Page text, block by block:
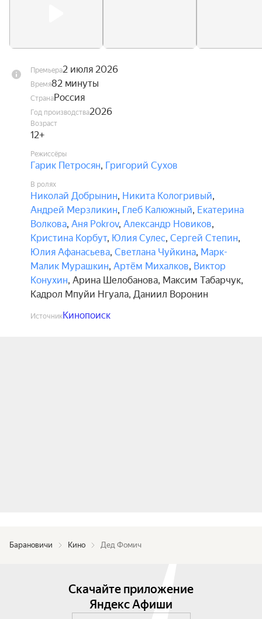
Премьера2 июля 2026
Время82 минуты
СтранаРоссия
Год производства2026
Возраст
12+
Режиссёры
Гарик Петросян, Григорий Сухов
В ролях
Николай Добрынин, Никита Кологривый,
Андрей Мерзликин, Глеб Калюжный, Екатерина
Волкова, Аня Pokrov, Александр Новиков,
Кристина Корбут, Юлия Сулес, Сергей Степин,
Юлия Афанасьева, Светлана Чуйкина, Марк-
Малик Мурашкин, Артём Михалков, Виктор
Конухин, Арина Шелобанова, Максим Табарчук,
Кадрол Мпуйи Нгуала, Даниил Воронин
ИсточникКинопоиск
Барановичи Кино Дед Фомич
Скачайте приложение
Яндекс Афиши